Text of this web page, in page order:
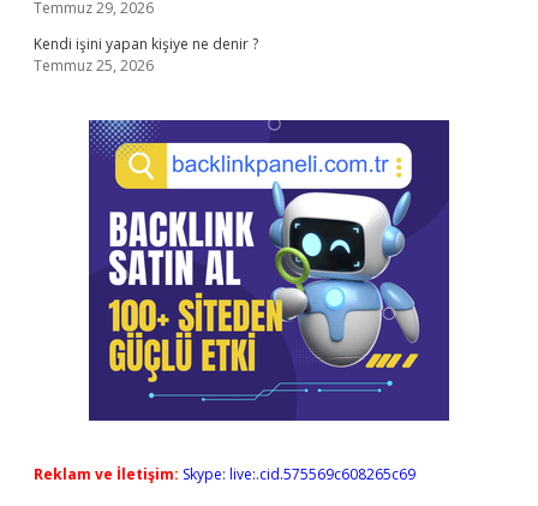
Temmuz 29, 2026
Kendi işini yapan kişiye ne denir ?
Temmuz 25, 2026
Reklam ve İletişim: Skype: live:.cid.575569c608265c69